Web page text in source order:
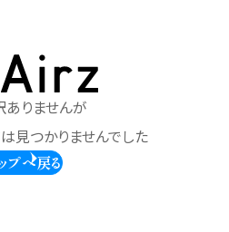
ありませんが
見つかりませんでした
プへ戻る